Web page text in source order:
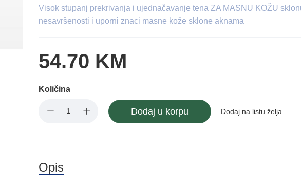
Visok stupanj prekrivanja i ujednačavanje tena ZA MASNU KOŽU
nesavršenosti i uporni znaci masne kože sklone aknama
54.70 KM
Količina
Dodaj u korpu Dodaj na listu želja
Opis